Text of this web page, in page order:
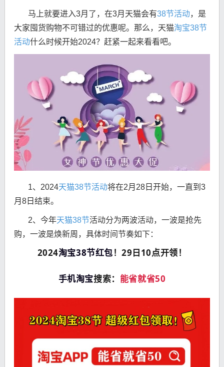
马上就要进入3月了，在3月天猫会有38节活动，是
大家囤货购物不可错过的优惠呢。那么，天猫淘宝38节
活动什么时候开始2024？赶紧一起来看看吧。
1、2024天猫38节活动将在2月28日开始，一直到3
月8日结束。
2、今年天猫38节活动分为两波活动，一波是抢先
购，一波是焕新周，具体时间节奏如下：
2024淘宝38节红包！29日10点开领！
手机淘宝搜索： 能省就省50